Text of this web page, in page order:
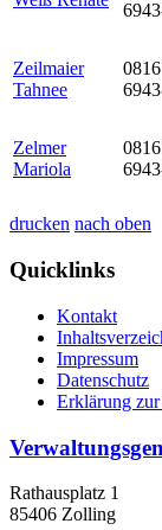
Zeilmaier
Tahnee
Zelmer
Mariola
drucken nach oben
Quicklinks
Kontakt
Impressum
Datenschutz
Erklärung
Rathausplatz 1
85406 Zolling